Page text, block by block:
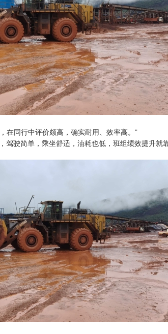
在同行中评价颇高，确实耐用、效率高。”
驾驶简单，乘坐舒适，油耗也低，班组绩效提升就